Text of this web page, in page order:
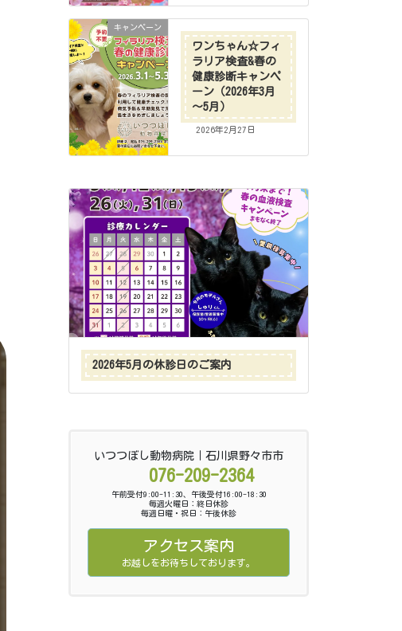
キャンペーン
ワンちゃん☆フィ
ラリア検査&春の
健康診断キャンペ
ーン（2026年3月
～5月）
2026年2月27日
2026年5月の休診日のご案内
いつつぼし動物病院｜石川県野々市市
076-209-2364
午前受付9:00-11:30、午後受付16:00-18:30
毎週火曜日：終日休診
毎週日曜・祝日：午後休診
アクセス案内
お越しをお待ちしております。